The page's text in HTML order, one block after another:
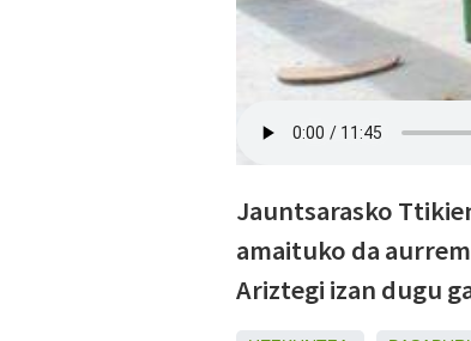
Jauntsarasko
amaituko da
Ariztegi izan dugu